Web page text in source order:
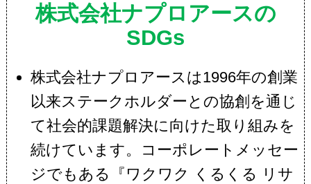
株式会社ナプロアースの
SDGs
株式会社ナプロアースは1996年の創業
以来ステークホルダーとの協創を通じ
て社会的課題解決に向けた取り組みを
続けています。コーポレートメッセー
ジでもある『ワクワク くるくる リサ